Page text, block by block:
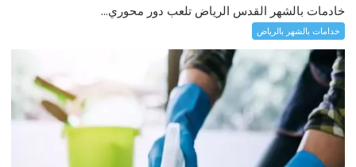
خادمات بالشهر القدس الرياض تلعب دور محوري...
خدامات بالشهر بالرياض